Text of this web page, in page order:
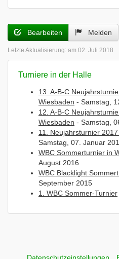
Bearbeiten Melden
Letzte Aktualisierung: am 02. Juli 2018
Turniere in der Halle
13. A-B-C
Wiesbaden - Samstag,
12. A-B-C
Wiesbaden - Samstag,
11. Neujahrsturnier
Samstag, 07. Januar
WBC Sommerturnier in
August 2016
WBC Blacklight
September 2015
1. WBC Sommer-Turnier